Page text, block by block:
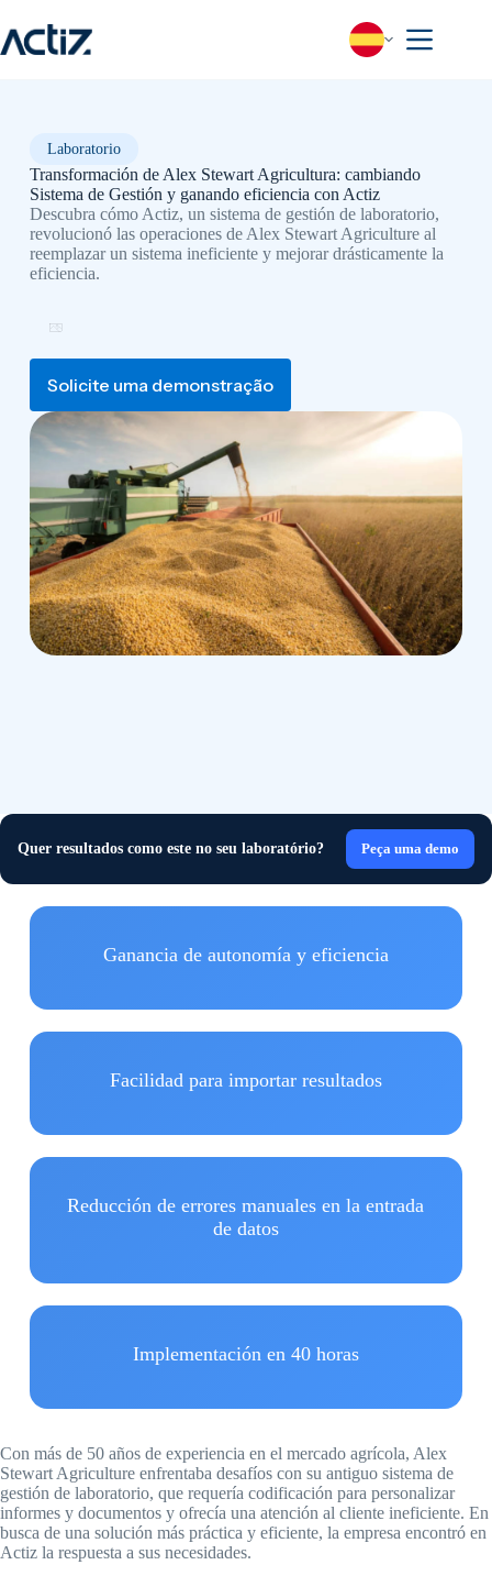
al
contenido
Laboratorio
Transformación de Alex Stewart Agricultura: cambiando
Sistema de Gestión y ganando eficiencia con Actiz
Descubra cómo Actiz, un sistema de gestión de laboratorio,
revolucionó las operaciones de Alex Stewart Agriculture al
reemplazar un sistema ineficiente y mejorar drásticamente la
eficiencia.
Solicite uma demonstração
Quer resultados como este no seu laboratório? Peça uma demo
Ganancia de autonomía y eficiencia
Facilidad para importar resultados
Reducción de errores manuales en la entrada
de datos
Implementación en 40 horas
Con más de 50 años de experiencia en el mercado agrícola, Alex
Stewart Agriculture enfrentaba desafíos con su antiguo sistema de
gestión de laboratorio, que requería codificación para personalizar
informes y documentos y ofrecía una atención al cliente ineficiente. En
busca de una solución más práctica y eficiente, la empresa encontró en
Actiz la respuesta a sus necesidades.